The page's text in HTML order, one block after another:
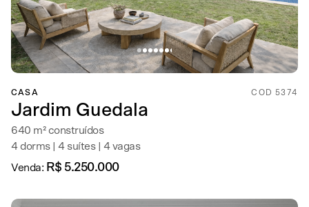
CASA COD 5374
Jardim Guedala
640 m² construídos
4 dorms | 4 suítes | 4 vagas
Venda: R$ 5.250.000